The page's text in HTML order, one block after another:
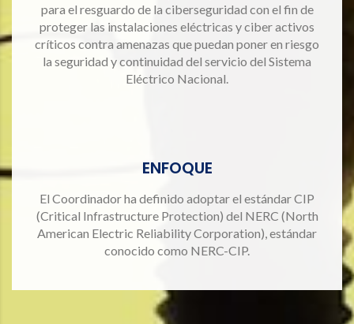
para el resguardo de la ciberseguridad con el fin de
proteger las instalaciones eléctricas y ciber activos
críticos contra amenazas que puedan poner en riesgo
la seguridad y continuidad del servicio del Sistema
Eléctrico Nacional.
ENFOQUE
El Coordinador ha definido adoptar el estándar CIP
(Critical Infrastructure Protection) del NERC (North
American Electric Reliability Corporation), estándar
conocido como NERC-CIP.